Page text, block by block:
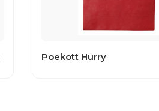
Poekott Hurry